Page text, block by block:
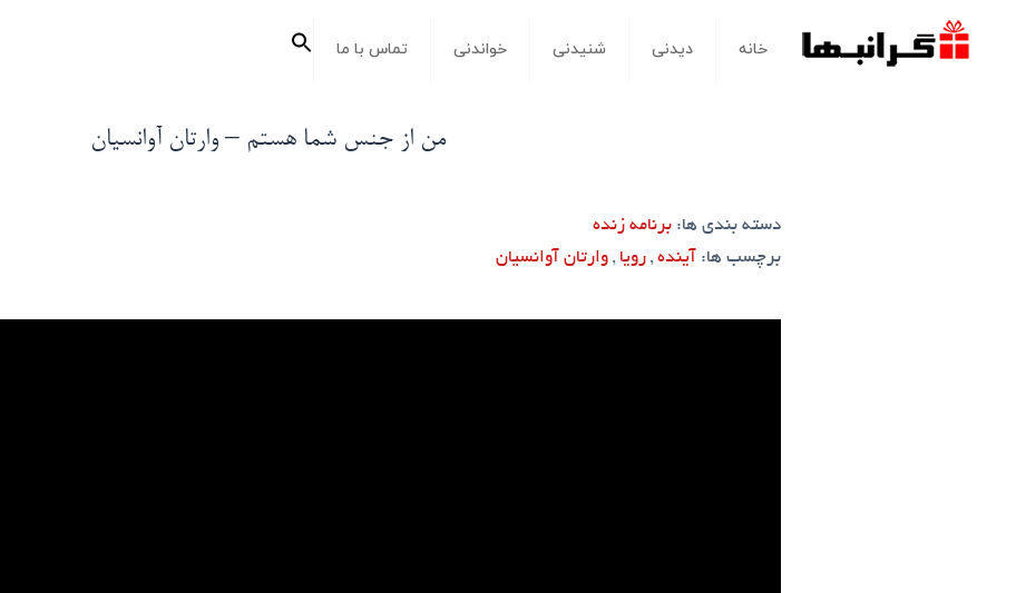
خانه دیدنی شنیدنی خواندنی تماس با ما
جستجو
برای:
دکمه جستجو
من از جنس شما هستم – وارتان آوانسیان
دسته بندی ها: برنامه زنده
برچسب ها: آینده, رویا , وارتان آوانسیان